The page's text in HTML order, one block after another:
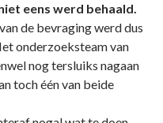
eens werd behaald.
de bevraging werd dus
onderzoeksteam van
nog tersluiks nagaan
toch één van beide